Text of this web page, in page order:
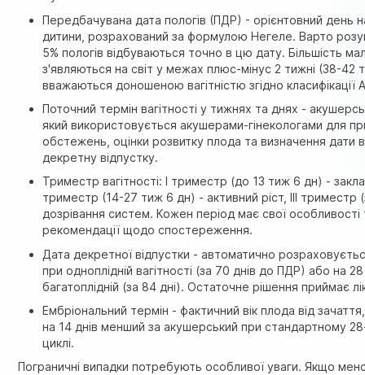
Передбачувана дата пологів (ПДР) - орієнтовний день
дитини, розрахований за формулою Негеле. Варто
5% пологів відбуваються точно в цю дату. Більшість
з'являються на світ у межах плюс-мінус 2 тижні (38-42
вважаються доношеною вагітністю згідно класифікації
Поточний термін вагітності у тижнях та днях -
який використовується акушерами-гінекологами для
обстежень, оцінки розвитку плода та визначення дати
декретну відпустку.
Триместр вагітності: I триместр (до 13 тиж 6 дн) -
триместр (14-27 тиж 6 дн) - активний ріст, III триместр
дозрівання систем. Кожен період має свої особливості
рекомендації щодо спостереження.
Дата декретної відпустки - автоматично
при одноплідній вагітності (за 70 днів до ПДР) або на
багатоплідній (за 84 дні). Остаточне рішення приймає
Ембріональний термін - фактичний вік плода від
на 14 днів менший за акушерський при стандартному
циклі.
Пограничні випадки потребують особливої уваги. Якщо